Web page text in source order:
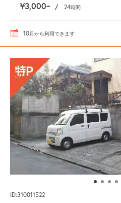
¥3,000 / 24時間
10月 から利用できます
ID:310011522